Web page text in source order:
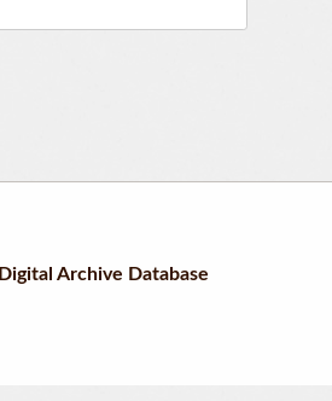
Digital Archive Database